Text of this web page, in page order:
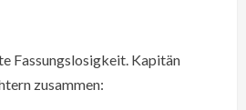
Fassungslosigkeit. Kapitän
zusammen: